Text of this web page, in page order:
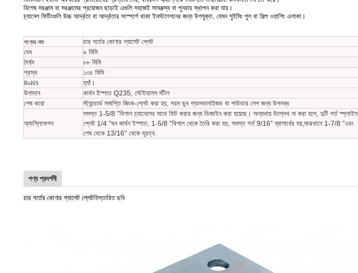
বিশেষ সরঞ্জাম বা সরঞ্জামের প্রয়োজন ছাড়াই এগুলি সহজেই সামঞ্জস্য বা পুনরায় স্থাপন করা যায়।
চ্যানেল ফিটিংগুলি উচ্চ আর্দ্রতা বা আর্দ্রতার সংস্পর্শে থাকা ইনস্টলেশনের জন্য উপযুক্ত, যেমন সুইমিং পুল বা শিল্প ওয়াশিং এলাকা।
পণ্যের নাম
চার গর্তের কোণার গ্যাসেট প্লেট
বেধ
৬ মিমি
দৈর্ঘ্য
৮৮ মিমি
প্রস্থ
১৩৫ মিমি
RoHS
হ্যাঁ।
উপাদান
কার্বন ইস্পাত Q235, স্টেইনলেস স্টীল
শেষ করো
স্ট্যান্ডার্ড সমাপ্তি জিংক-প্লেট করা হয়, গরম ডুব গ্যালভানাইজড বা পাউডার লেপ জন্য উপলব্ধ
অ্যাপ্লিকেশন
সমস্ত 1-5/8 "বিশাল চ্যানেলের সাথে ফিট করার জন্য ডিজাইন করা হয়েছে। অন্যথায় উল্লেখ না করা হলে, দুটি গর্ত স্প্লাইস
প্লেট 1/4 "ঘন কার্বন ইস্পাত, 1-5/8 "বিশাল থেকে তৈরি করা হয়, সমস্ত গর্ত 9/16" ব্যাসার্ধের হয়,মাঝখানে 1-7/8 "এবং
শেষ থেকে 13/16" থেকে দূরত্ব.
পণ্য প্রদর্শনী
চার গর্তের কোণার গ্যাসেট প্লেটবিস্তারিত ছবি